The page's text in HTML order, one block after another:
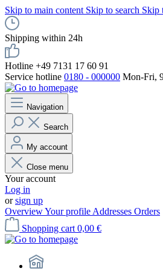
Skip to main content Skip to search Skip
Shipping within 24h
Hotline +49 7131 17 60 91
Service hotline 0180 - 000000 Mon-Fri,
Navigation
Search
My account
Close menu
Your account
Log in
orsign up
OverviewYour profile Addresses Orders
Shopping cart 0,00 €